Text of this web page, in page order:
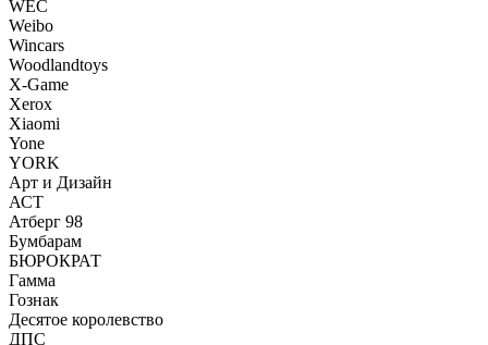
WEC
Weibo
Wincars
Woodlandtoys
X-Game
Xerox
Xiaomi
Yone
YORK
Арт и Дизайн
АСТ
Атберг 98
Бумбарам
БЮРОКРАТ
Гамма
Гознак
Десятое королевство
ДПС